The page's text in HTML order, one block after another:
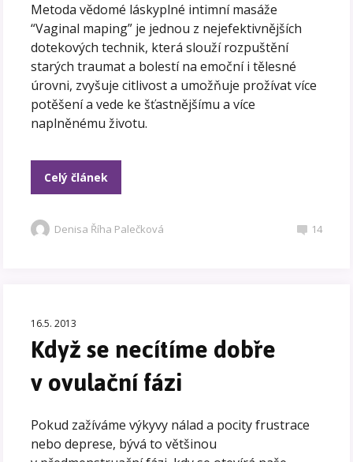
Metoda vědomé láskyplné intimní masáže
“Vaginal maping” je jednou z nejefektivnějších
dotekových technik, která slouží rozpuštění
starých traumat a bolestí na emoční i tělesné
úrovni, zvyšuje citlivost a umožňuje prožívat více
potěšení a vede ke šťastnějšímu a více
naplněnému životu.
Celý článek
Denisa Říha Palečková 14
16.5. 2013
Když se necítíme dobře
v ovulační fázi
Pokud zažíváme výkyvy nálad a pocity frustrace
nebo deprese, bývá to většinou